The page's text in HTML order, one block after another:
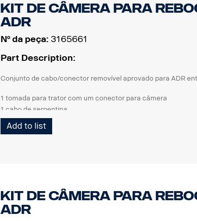
Kit de câmera para
ADR
Nº da peça: 3165661
Part Description:
Conjunto de cabo/conector removível aprovado para ADR
1 tomada para trator com um conector para câmera
1 cabo de serpentina
1 tomada para reboque com um conector para câmera
Add to list
Kit de câmera para
ADR